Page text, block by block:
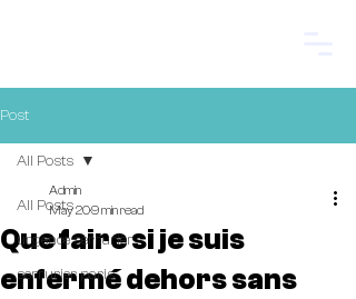
Post
All Posts
urgence serrurier
serrurier paris
All Posts
Que faire si je suis
enfermé dehors sans
Admin
May 209 min read